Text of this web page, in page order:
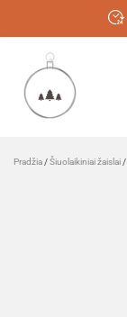
Pradžia /Šiuolaikiniai žaislai /